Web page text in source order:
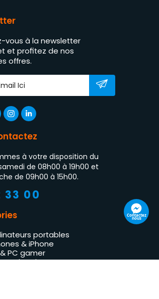
vous à la newsletter
et profitez de nos
offres.
à votre disposition du
de 08h00 à 19h00 et
de 09h00 à 15h00.
33 00
portables
& iPhone
PC gamer
& imprimantes
Contactez
nous